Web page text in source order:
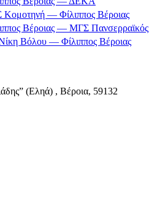
Κομοτηνή — Φίλιππος Βέροιας
Βέροιας — ΜΓΣ Πανσερραϊκός
Βόλου — Φίλιππος Βέροιας
(Εληά) , Βέροια, 59132